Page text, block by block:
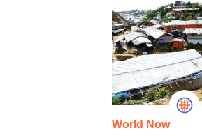
World Now